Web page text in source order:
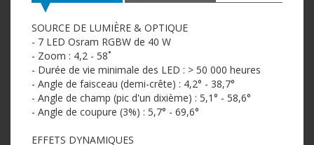
SOURCE DE LUMIÈRE & OPTIQUE
- 7 LED Osram RGBW de 40 W
- Zoom : 4,2 - 58˚
- Durée de vie minimale des LED : > 50 000 heures
- Angle de faisceau (demi-crête) : 4,2° - 38,7°
- Angle de champ (pic d'un dixième) : 5,1° - 58,6°
- Angle de coupure (3%) : 5,7° - 69,6°
EFFETS DYNAMIQUES